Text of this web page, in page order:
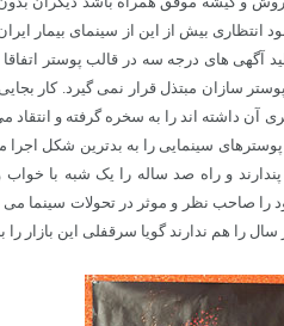
انتظاری بیش از این از سینمای بیمار
آگهی های درجه سه در قالب پوستر
سازان مبتذل قرار نمی گیرد. کار
داشته اند را به سخره گرفته و انتقاد
بیش از 90 درصد پوسترهای سینمایی را به
پندارند و راه صد ساله را یک شبه با
را صاحب نظر و موثر در تحولات سینما
را هم ندارند گویا سرقفلی این بازار را